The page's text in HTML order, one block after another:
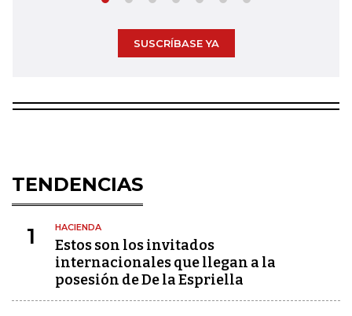
SUSCRÍBASE YA
TENDENCIAS
1 HACIENDA
Estos son los invitados
internacionales que llegan a la
posesión de De la Espriella